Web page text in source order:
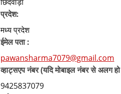
प्रदेश:
मध्य प्रदेश
ईमेल पता :
pawansharma7079@gmail.com
व्हाट्सएप नंबर (यदि मोबाइल नंबर से अलग
9425837079